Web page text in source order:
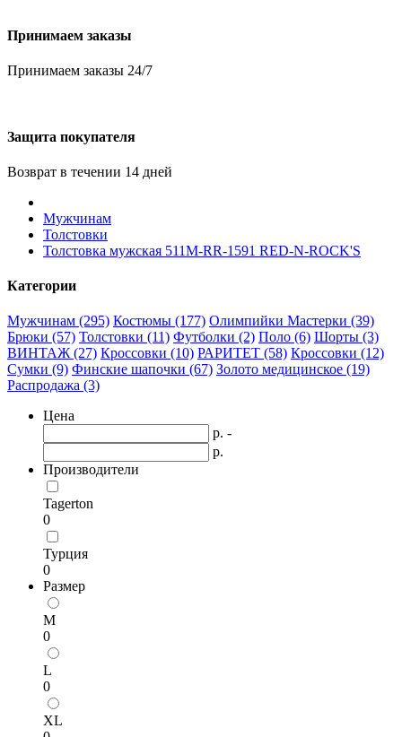
Принимаем заказы
Принимаем заказы 24/7
Защита покупателя
Возврат в течении 14 дней
Мужчинам
Толстовки
Толстовка мужская 511M-RR-1591 RED-N-ROCK'S
Категории
Мужчинам (295) Костюмы (177) Олимпийки Мастерки (39)
Брюки (57) Толстовки (11) Футболки (2) Поло (6) Шорты (3)
ВИНТАЖ (27) Кроссовки (10) РАРИТЕТ (58) Кроссовки (12)
Сумки (9) Финские шапочки (67) Золото медицинское (19)
Распродажа (3)
Цена
р. -
р.
Производители
Tagerton
0
Турция
0
Размер
M
0
L
0
XL